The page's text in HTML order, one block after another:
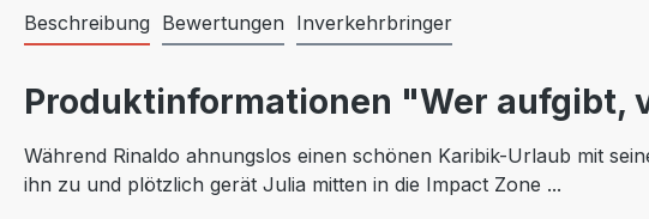
Beschreibung Bewertungen Inverkehrbringer
Produktinformationen "Wer aufgibt,
Während Rinaldo ahnungslos einen schönen Karibik-Urlaub mit
ihn zu und plötzlich gerät Julia mitten in die Impact Zone ...